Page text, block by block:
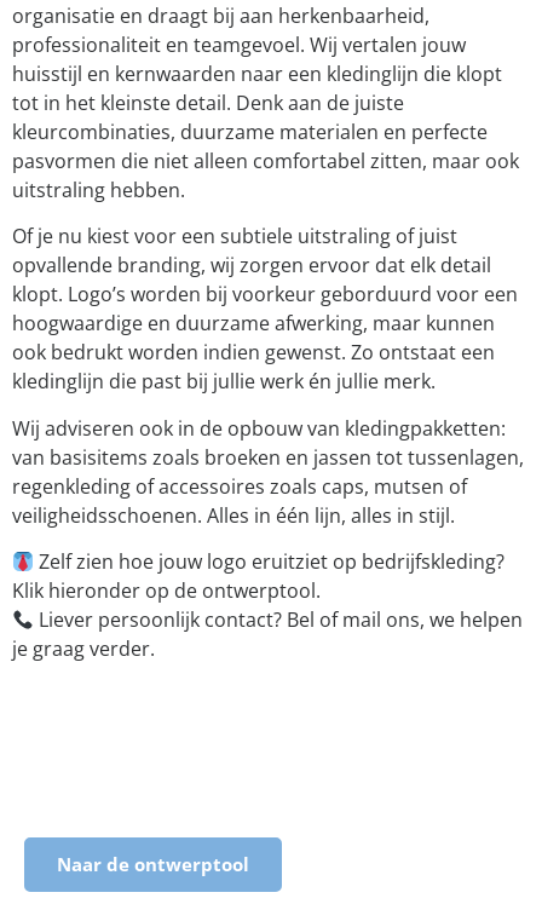
organisatie en draagt bij aan herkenbaarheid,
professionaliteit en teamgevoel. Wij vertalen jouw
huisstijl en kernwaarden naar een kledinglijn die klopt
tot in het kleinste detail. Denk aan de juiste
kleurcombinaties, duurzame materialen en perfecte
pasvormen die niet alleen comfortabel zitten, maar ook
uitstraling hebben.
Of je nu kiest voor een subtiele uitstraling of juist
opvallende branding, wij zorgen ervoor dat elk detail
klopt. Logo’s worden bij voorkeur geborduurd voor een
hoogwaardige en duurzame afwerking, maar kunnen
ook bedrukt worden indien gewenst. Zo ontstaat een
kledinglijn die past bij jullie werk én jullie merk.
Wij adviseren ook in de opbouw van kledingpakketten:
van basisitems zoals broeken en jassen tot tussenlagen,
regenkleding of accessoires zoals caps, mutsen of
veiligheidsschoenen. Alles in één lijn, alles in stijl.
Zelf zien hoe jouw logo eruitziet op bedrijfskleding?
Klik hieronder op de ontwerptool.
Liever persoonlijk contact? Bel of mail ons, we helpen
je graag verder.
Naar de ontwerptool